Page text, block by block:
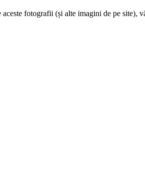
fotografii (și alte imagini de pe site),